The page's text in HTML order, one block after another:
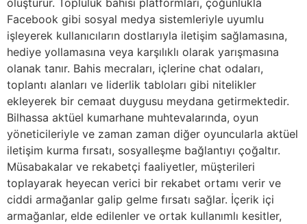
Facebook gibi sosyal medya sistemleriyle uyumlu
işleyerek kullanıcıların dostlarıyla iletişim sağlamasına,
hediye yollamasına veya karşılıklı olarak yarışmasına
olanak tanır. Bahis mecraları, içlerine chat odaları,
toplantı alanları ve liderlik tabloları gibi nitelikler
ekleyerek bir cemaat duygusu meydana getirmektedir.
Bilhassa aktüel kumarhane muhtevalarında, oyun
yöneticileriyle ve zaman zaman diğer oyuncularla aktüel
iletişim kurma fırsatı, sosyalleşme bağlantıyı çoğaltır.
Müsabakalar ve rekabetçi faaliyetler, müşterileri
toplayarak heyecan verici bir rekabet ortamı verir ve
ciddi armağanlar galip gelme fırsatı sağlar. İçerik içi
armağanlar, elde edilenler ve ortak kullanımlı kesitler,